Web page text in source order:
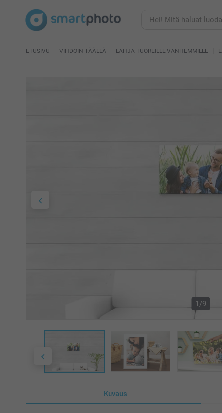
ETUSIVU VIHDOIN TÄÄLLÄ LAHJA TUOREILLE VANHEMMILLE
1/9
Kuvaus